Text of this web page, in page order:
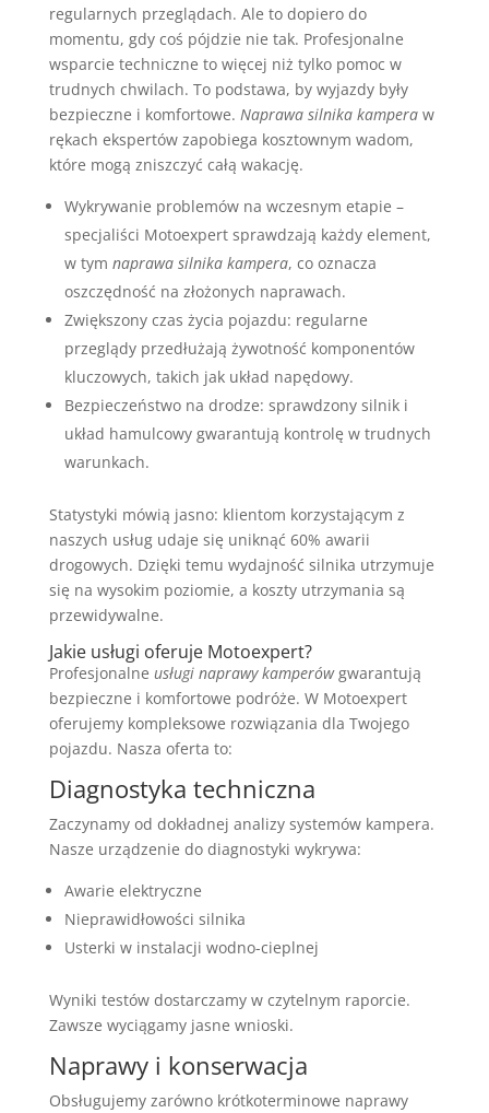
regularnych przeglądach. Ale to dopiero do
momentu, gdy coś pójdzie nie tak. Profesjonalne
wsparcie techniczne to więcej niż tylko pomoc w
trudnych chwilach. To podstawa, by wyjazdy były
bezpieczne i komfortowe. Naprawa silnika kamperaw
rękach ekspertów zapobiega kosztownym wadom,
które mogą zniszczyć całą wakację.
Wykrywanie problemów na wczesnym etapie –
specjaliści Motoexpert sprawdzają każdy element,
w tym naprawa silnika kampera, co oznacza
oszczędność na złożonych naprawach.
Zwiększony czas życia pojazdu: regularne
przeglądy przedłużają żywotność komponentów
kluczowych, takich jak układ napędowy.
Bezpieczeństwo na drodze: sprawdzony silnik i
układ hamulcowy gwarantują kontrolę w trudnych
warunkach.
Statystyki mówią jasno: klientom korzystającym z
naszych usług udaje się uniknąć 60% awarii
drogowych. Dzięki temu wydajność silnika utrzymuje
się na wysokim poziomie, a koszty utrzymania są
przewidywalne.
Jakie usługi oferuje Motoexpert?
Profesjonalne usługi naprawy kamperówgwarantują
bezpieczne i komfortowe podróże. W Motoexpert
oferujemy kompleksowe rozwiązania dla Twojego
pojazdu. Nasza oferta to:
Diagnostyka techniczna
Zaczynamy od dokładnej analizy systemów kampera.
Nasze urządzenie do diagnostyki wykrywa:
Awarie elektryczne
Nieprawidłowości silnika
Usterki w instalacji wodno-cieplnej
Wyniki testów dostarczamy w czytelnym raporcie.
Zawsze wyciągamy jasne wnioski.
Naprawy i konserwacja
Obsługujemy zarówno krótkoterminowe naprawy